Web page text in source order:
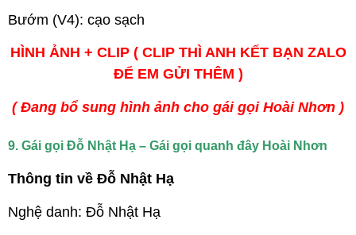
Bướm (V4): cạo sạch
HÌNH ẢNH + CLIP ( CLIP THÌ ANH KẾT BẠN ZALO
ĐỂ EM GỬI THÊM )
( Đang bổ sung hình ảnh cho gái gọi Hoài Nhơn )
9. Gái gọi Đỗ Nhật Hạ – Gái gọi quanh đây Hoài Nhơn
Thông tin về Đỗ Nhật Hạ
Nghệ danh: Đỗ Nhật Hạ